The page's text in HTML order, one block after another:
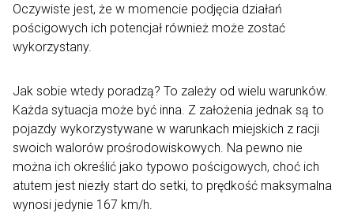
Oczywiste jest, że w momencie podjęcia działań
pościgowych ich potencjał również może zostać
wykorzystany.
Jak sobie wtedy poradzą? To zależy od wielu warunków.
Każda sytuacja może być inna. Z założenia jednak są to
pojazdy wykorzystywane w warunkach miejskich z racji
swoich walorów prośrodowiskowych. Na pewno nie
można ich określić jako typowo pościgowych, choć ich
atutem jest niezły start do setki, to prędkość maksymalna
wynosi jedynie 167 km/h.